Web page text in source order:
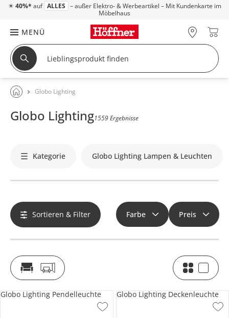
☀ 40%* auf ALLES – außer Elektro- & Werbeartikel – Mit Kundenkarte im
Möbelhaus
MENÜ
Globo Lighting
Globo Lighting1559 Ergebnisse
Kategorie Globo Lighting Lampen & Leuchten
Sortieren & Filter Farbe Preis
Globo Lighting Pendelleuchte Globo Lighting Deckenleuchte